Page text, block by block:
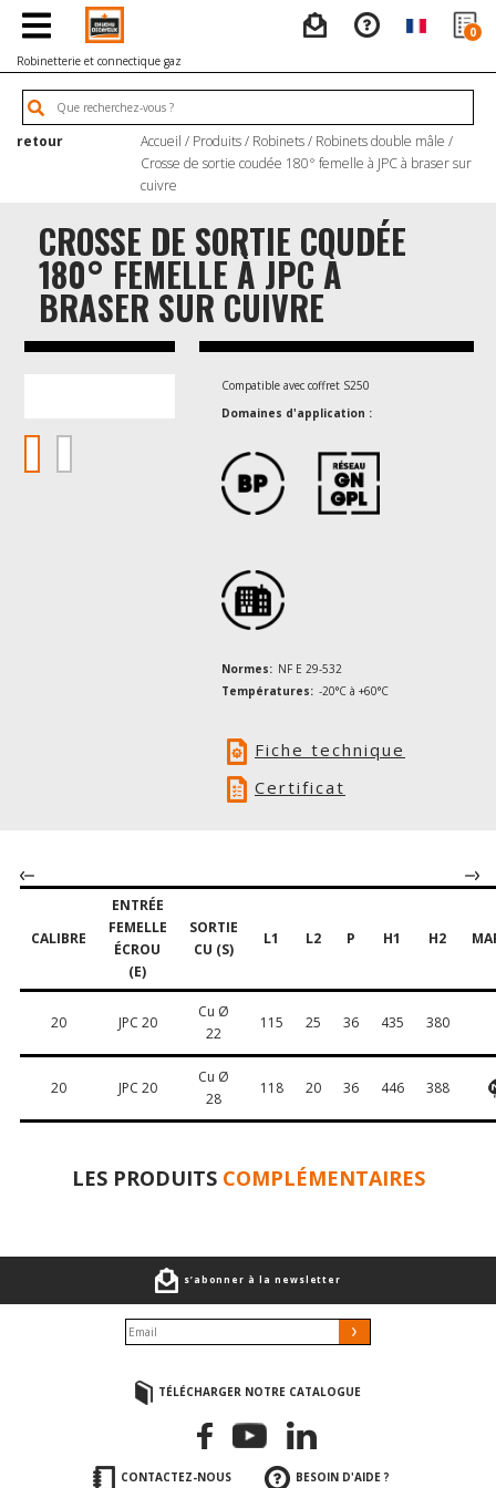
0
Robinetterie et connectique gaz
retour Accueil / Produits/ Robinets/ Robinets double mâle /
Crosse de sortie coudée 180° femelle à JPC à braser sur
cuivre
CROSSE DE SORTIE COUDÉE
180° FEMELLE À JPC À
BRASER SUR CUIVRE
Compatible avec coffret S250
Domaines d'application :
Normes: NF E 29-532
Températures: -20°C à +60°C
Fiche technique
Certificat
CALIBRE
ENTRÉE
FEMELLE
ÉCROU
(E)
SORTIE
CU (S)
L1 L2 P H1 H2
20 JPC 20
Cu Ø
22
115 25 36 435 380
20 JPC 20
Cu Ø
28
118 20 36 446 388
LES PRODUITS COMPLÉMENTAIRES
s’abonner à la newsletter
TÉLÉCHARGER NOTRE CATALOGUE
CONTACTEZ-NOUS BESOIN D'AIDE ?